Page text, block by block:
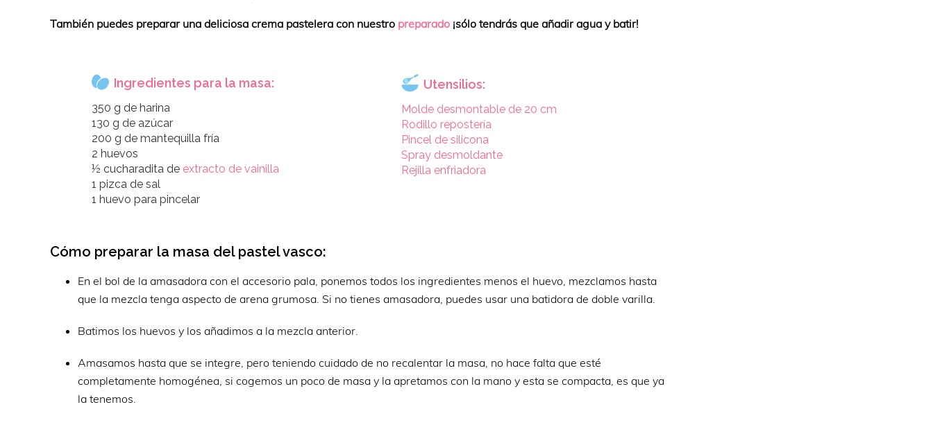
También puedes preparar una deliciosa crema pastelera con nuestro preparado ¡sólo tendrás que añadir agua y batir!
Ingredientes para la masa:
350 g de harina
130 g de azúcar
200 g de mantequilla fría
2 huevos
½ cucharadita de extracto de vainilla
1 pizca de sal
1 huevo para pincelar
Utensilios:
Molde desmontable de 20 cm
Rodillo repostería
Pincel de silicona
Spray desmoldante
Rejilla enfriadora
Cómo preparar la masa del pastel vasco:
En el bol de la amasadora con el accesorio pala, ponemos todos los ingredientes menos el huevo, mezclamos hasta
que la mezcla tenga aspecto de arena grumosa. Si no tienes amasadora, puedes usar una batidora de doble varilla.
Batimos los huevos y los añadimos a la mezcla anterior.
Amasamos hasta que se integre, pero teniendo cuidado de no recalentar la masa, no hace falta que esté
completamente homogénea, si cogemos un poco de masa y la apretamos con la mano y esta se compacta, es que ya
la tenemos.